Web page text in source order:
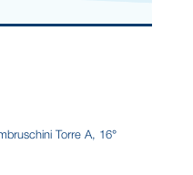
Torre A, 16°